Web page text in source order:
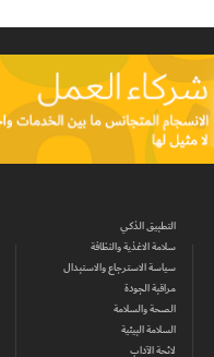
التطبيق الذكي
سلامة الاغذية والنظافة
سياسة الاسترجاع والاستبدال
مراقبة الجودة
الصحة والسلامة
السلامة البيئية
لائحة الآداب